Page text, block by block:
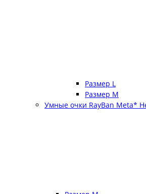
Размер L
Размер М
Умные очки RayBan Meta*